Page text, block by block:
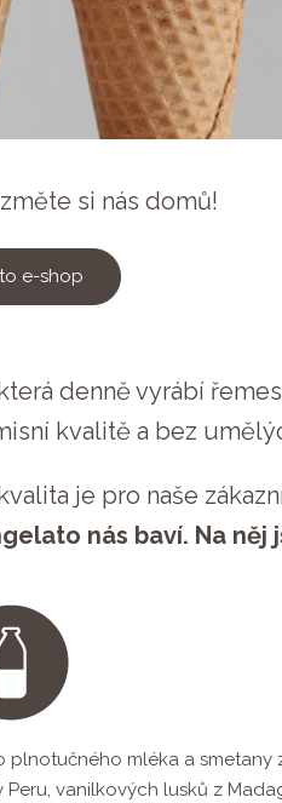
si nás domů!
e-shop
denně vyrábí
kvalitě a bez
je pro naše
nás baví. Na něj
mléka a smetany
vanilkových lusků z